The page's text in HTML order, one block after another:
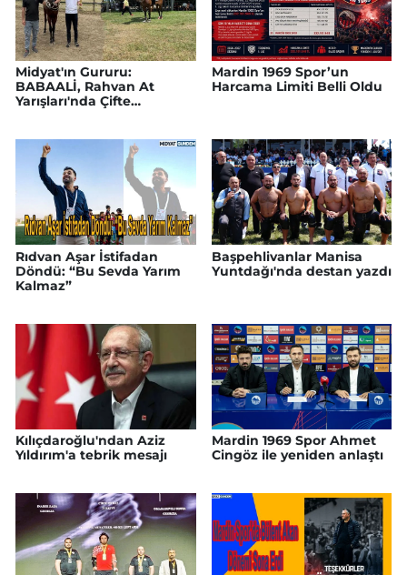
Midyat'ın Gururu:
BABAALİ, Rahvan At
Yarışları'nda Çifte
Mardin 1969 Spor’un
Harcama Limiti Belli Oldu
Rıdvan Aşar İstifadan
Döndü: “Bu Sevda Yarım
Kalmaz”
Başpehlivanlar Manisa
Yuntdağı'nda destan yazdı
Kılıçdaroğlu'ndan Aziz
Yıldırım'a tebrik mesajı
Mardin 1969 Spor Ahmet
Cingöz ile yeniden anlaştı